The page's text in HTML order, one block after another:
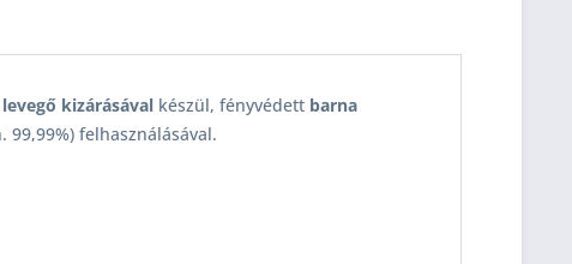
levegő kizárásával készül, fényvédett barna
felhasználásával.